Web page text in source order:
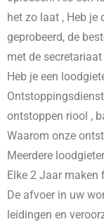
het zo laat , Heb je
geprobeerd, de
met de secretariaat
Heb je een
ontstoppen riool ,
Waarom onze
Meerdere
Elke 2 Jaar maken
De afvoer in uw
leidingen en